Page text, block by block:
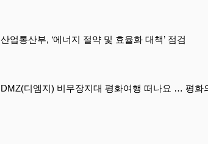
산업통산부, ‘에너지 절약 및 효율화 대책’ 점검
DMZ(디엠지) 비